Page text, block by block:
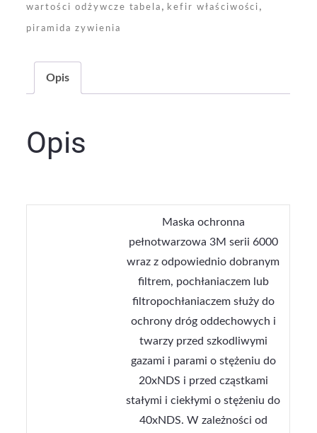
wartości odżywcze tabela , kefir właściwości ,
piramida zywienia
Opis
Opis
Maska ochronna
pełnotwarzowa 3M serii 6000
wraz z odpowiednio dobranym
filtrem, pochłaniaczem lub
filtropochłaniaczem służy do
ochrony dróg oddechowych i
twarzy przed szkodliwymi
gazami i parami o stężeniu do
20xNDS i przed cząstkami
stałymi i ciekłymi o stężeniu do
40xNDS. W zależności od